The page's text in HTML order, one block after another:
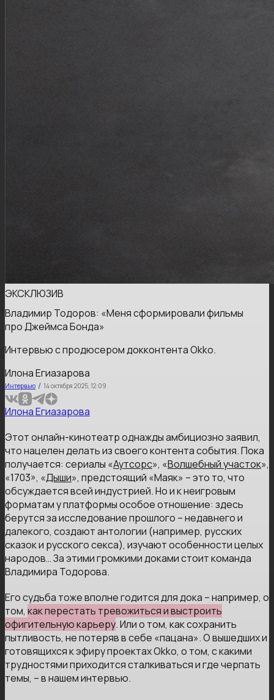
ЭКСКЛЮЗИВ
Владимир Тодоров: «Меня сформировали фильмы
про Джеймса Бонда»
Интервью с продюсером докконтента Okko.
Илона Егиазарова
Интервью / 14 октября 2025, 12:09
Илона Егиазарова
Этот онлайн-кинотеатр однажды амбициозно заявил,
что нацелен делать из своего контента события. Пока
получается: сериалы «Аутсорс», «Волшебный участок»,
«1703», «Дыши», предстоящий «Маяк» – это то, что
обсуждается всей индустрией. Но и к неигровым
форматам у платформы особое отношение: здесь
берутся за исследование прошлого – недавнего и
далекого, создают антологии (например, русских
сказок и русского секса), изучают особенности целых
народов… За этими громкими доками стоит команда
Владимира Тодорова.
Его судьба тоже вполне годится для дока – например, о
том, как перестать тревожиться и выстроить
офигительную карьеру. Или о том, как сохранить
пытливость, не потеряв в себе «пацана». О вышедших и
готовящихся к эфиру проектах Okko, о том, с какими
трудностями приходится сталкиваться и где черпать
темы, – в нашем интервью.